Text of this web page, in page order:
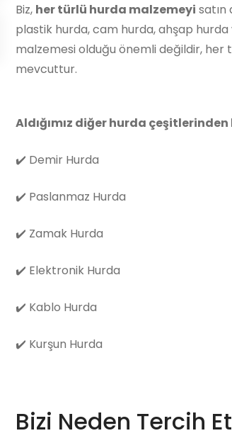
Biz, her türlü hurda malzemeyi satın
plastik hurda, cam hurda, ahşap
malzemesi olduğu önemli değildir, her
mevcuttur.
Aldığımız diğer hurda çeşitlerinden
✔️ Demir Hurda
✔️ Paslanmaz Hurda
✔️ Zamak Hurda
✔️ Elektronik Hurda
✔️ Kablo Hurda
✔️ Kurşun Hurda
Bizi Neden Tercih